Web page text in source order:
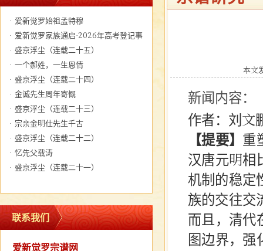
· 爱新觉罗始祖孟特穆
· 爱新觉罗家族通启·2026年高考登记事
宜· 盛京浮尘（连载二十五）
· 一个郝姓，一生恩情
· 盛京浮尘（连载二十四）
· 金诚先生周年寄慨
· 盛京浮尘（连载二十三）
· 宗亲金明仕先生千古
· 盛京浮尘（连载二十二）
· 忆先父载涛
· 盛京浮尘（连载二十一）
联系我们
爱新觉罗宗谱网
本文
新闻内容：
作者：刘
【提要】 重
汉唐元明相
机制的稳定
族的交往交
而且，清代
图边界，强